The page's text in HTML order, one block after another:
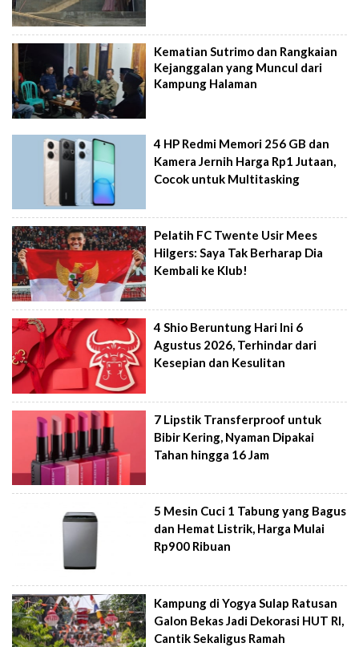
Kematian Sutrimo dan Rangkaian
Kejanggalan yang Muncul dari
Kampung Halaman
4 HP Redmi Memori 256 GB dan
Kamera Jernih Harga Rp1 Jutaan,
Cocok untuk Multitasking
Pelatih FC Twente Usir Mees
Hilgers: Saya Tak Berharap Dia
Kembali ke Klub!
4 Shio Beruntung Hari Ini 6
Agustus 2026, Terhindar dari
Kesepian dan Kesulitan
7 Lipstik Transferproof untuk
Bibir Kering, Nyaman Dipakai
Tahan hingga 16 Jam
5 Mesin Cuci 1 Tabung yang Bagus
dan Hemat Listrik, Harga Mulai
Rp900 Ribuan
Kampung di Yogya Sulap Ratusan
Galon Bekas Jadi Dekorasi HUT RI,
Cantik Sekaligus Ramah